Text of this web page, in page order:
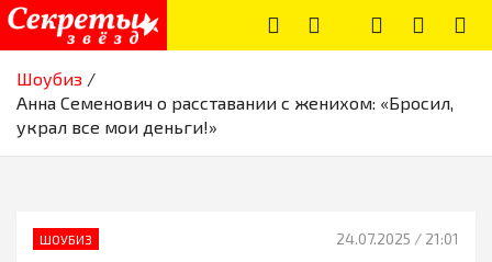
Skip
to
Секреты звёзд
видео из жизни звёзд
Шоубиз
Анна Семенович о расставании с женихом: «Бросил,
украл все мои деньги!»
ШОУБИЗ 24.07.2025 / 21:01